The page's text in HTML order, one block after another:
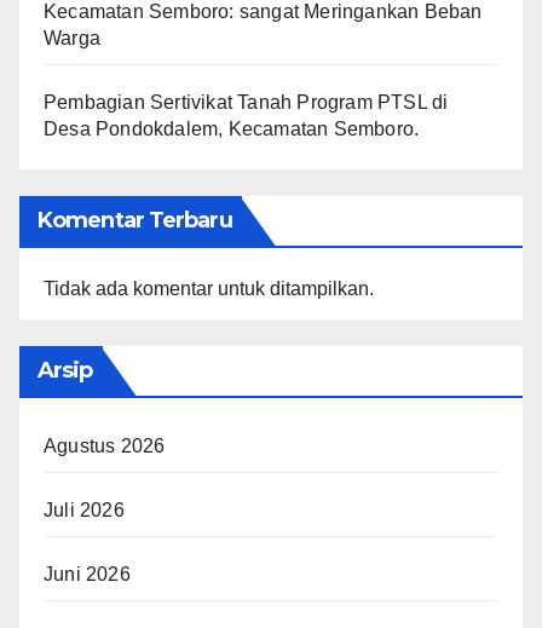
Kecamatan Semboro: sangat Meringankan Beban
Warga
Pembagian Sertivikat Tanah Program PTSL di
Desa Pondokdalem, Kecamatan Semboro.
Komentar Terbaru
Tidak ada komentar untuk ditampilkan.
Arsip
Agustus 2026
Juli 2026
Juni 2026